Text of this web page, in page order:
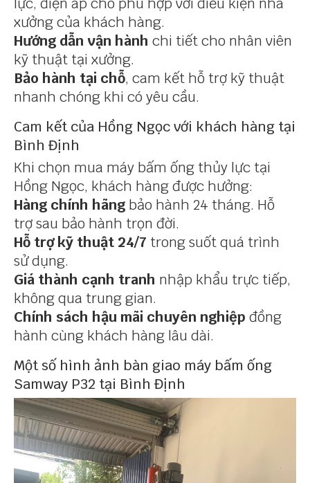
xưởng của khách hàng.
Hướng dẫn vận hành chi tiết cho nhân viên
kỹ thuật tại xưởng.
Bảo hành tại chỗ, cam kết hỗ trợ kỹ thuật
nhanh chóng khi có yêu cầu.
Cam kết của Hồng Ngọc với khách hàng tại
Bình Định
Khi chọn mua máy bấm ống thủy lực tại
Hồng Ngọc, khách hàng được hưởng:
Hàng chính hãng bảo hành 24 tháng. Hỗ
trợ sau bảo hành trọn đời.
Hỗ trợ kỹ thuật 24/7 trong suốt quá trình
sử dụng.
Giá thành cạnh tranh nhập khẩu trực tiếp,
không qua trung gian.
Chính sách hậu mãi chuyên nghiệp đồng
hành cùng khách hàng lâu dài.
Một số hình ảnh bàn giao máy bấm ống
Samway P32 tại Bình Định